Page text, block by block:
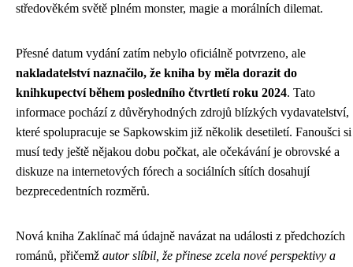
středověkém světě plném monster, magie a morálních dilemat.
Přesné datum vydání zatím nebylo oficiálně potvrzeno, ale
nakladatelství naznačilo, že kniha by měla dorazit do
knihkupectví během posledního čtvrtletí roku 2024. Tato
informace pochází z důvěryhodných zdrojů blízkých vydavatelství,
které spolupracuje se Sapkowskim již několik desetiletí. Fanoušci si
musí tedy ještě nějakou dobu počkat, ale očekávání je obrovské a
diskuze na internetových fórech a sociálních sítích dosahují
bezprecedentních rozměrů.
Nová kniha Zaklínač má údajně navázat na události z předchozích
románů, přičemž autor slíbil, že přinese zcela nové perspektivy a